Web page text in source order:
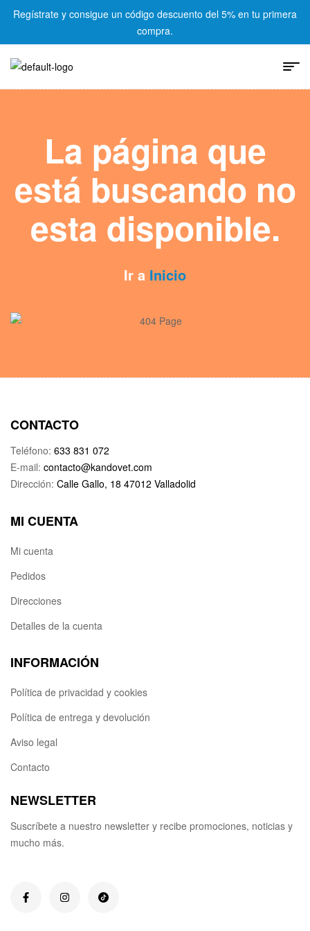
Regístrate y consigue un código descuento del 5% en tu primera
compra.
La página que
está buscando no
esta disponible.
Ir a Inicio
CONTACTO
Teléfono: 633 831 072
E-mail: contacto@kandovet.com
Dirección: Calle Gallo, 18 47012 Valladolid
MI CUENTA
Mi cuenta
Pedidos
Direcciones
Detalles de la cuenta
INFORMACIÓN
Política de privacidad y cookies
Política de entrega y devolución
Aviso legal
Contacto
NEWSLETTER
Suscríbete a nuestro newsletter y recibe promociones, noticias y
mucho más.